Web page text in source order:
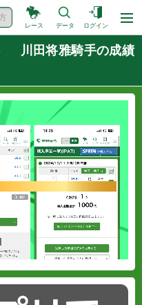
レース データ ログイン
川田将雅騎手の成績